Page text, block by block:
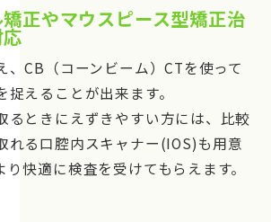
正やマウスピース型矯正治
、CB（コーンビーム）CTを使って
えることが出来ます。
るときにえずきやすい方には、比較
れる口腔内スキャナー(IOS)も用意
り快適に検査を受けてもらえます。